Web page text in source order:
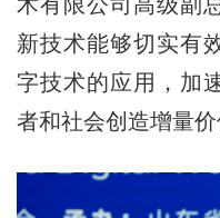
新技术能够切实有
字技术的应用，加
者和社会创造增量价